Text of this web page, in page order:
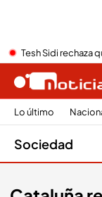
Tesh Sidi rechaza
Lo último
Sociedad